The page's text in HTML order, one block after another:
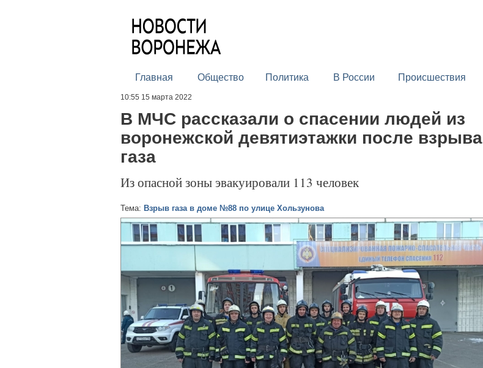
Главная Общество Политика В России Происшествия
10:55 15 марта 2022
В МЧС рассказали о спасении людей из
воронежской девятиэтажки после взрыва
газа
Из опасной зоны эвакуировали 113 человек
Тема: Взрыв газа в доме №88 по улице Хользунова